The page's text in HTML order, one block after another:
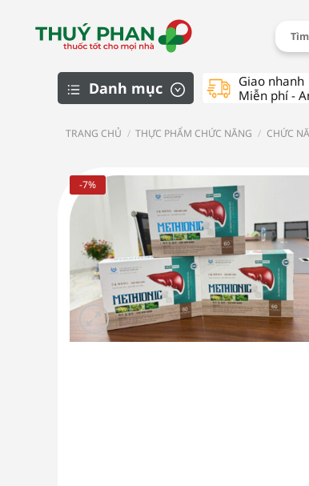
Tìm
Danh mục
Chăm sóc cá nhân
Dược mỹ phẩm
Thực phẩm chức năng
Giao nhanh
Miễn phí -
TRANG CHỦ / THỰC PHẨM CHỨC NĂNG / CHỨC
-7%